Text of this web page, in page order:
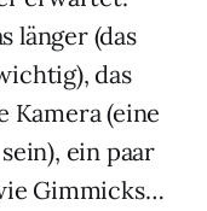
länger (das
das
Kamera (eine
ein paar
Gimmicks…